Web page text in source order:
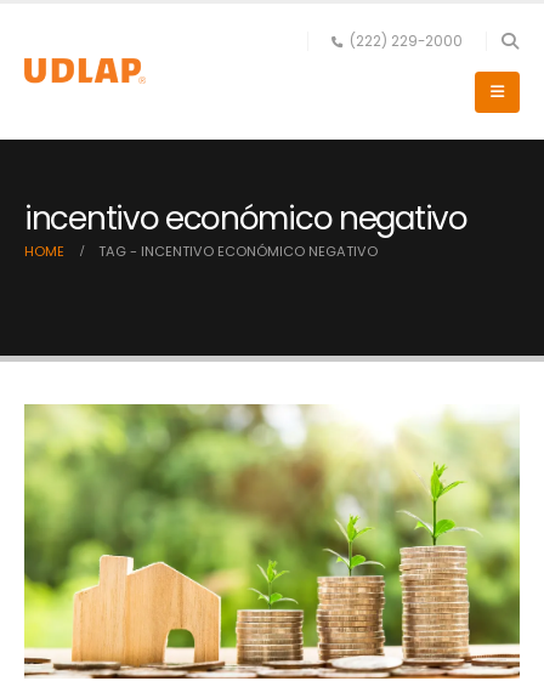
(222) 229-2000
incentivo económico negativo
HOME TAG - INCENTIVO ECONÓMICO NEGATIVO